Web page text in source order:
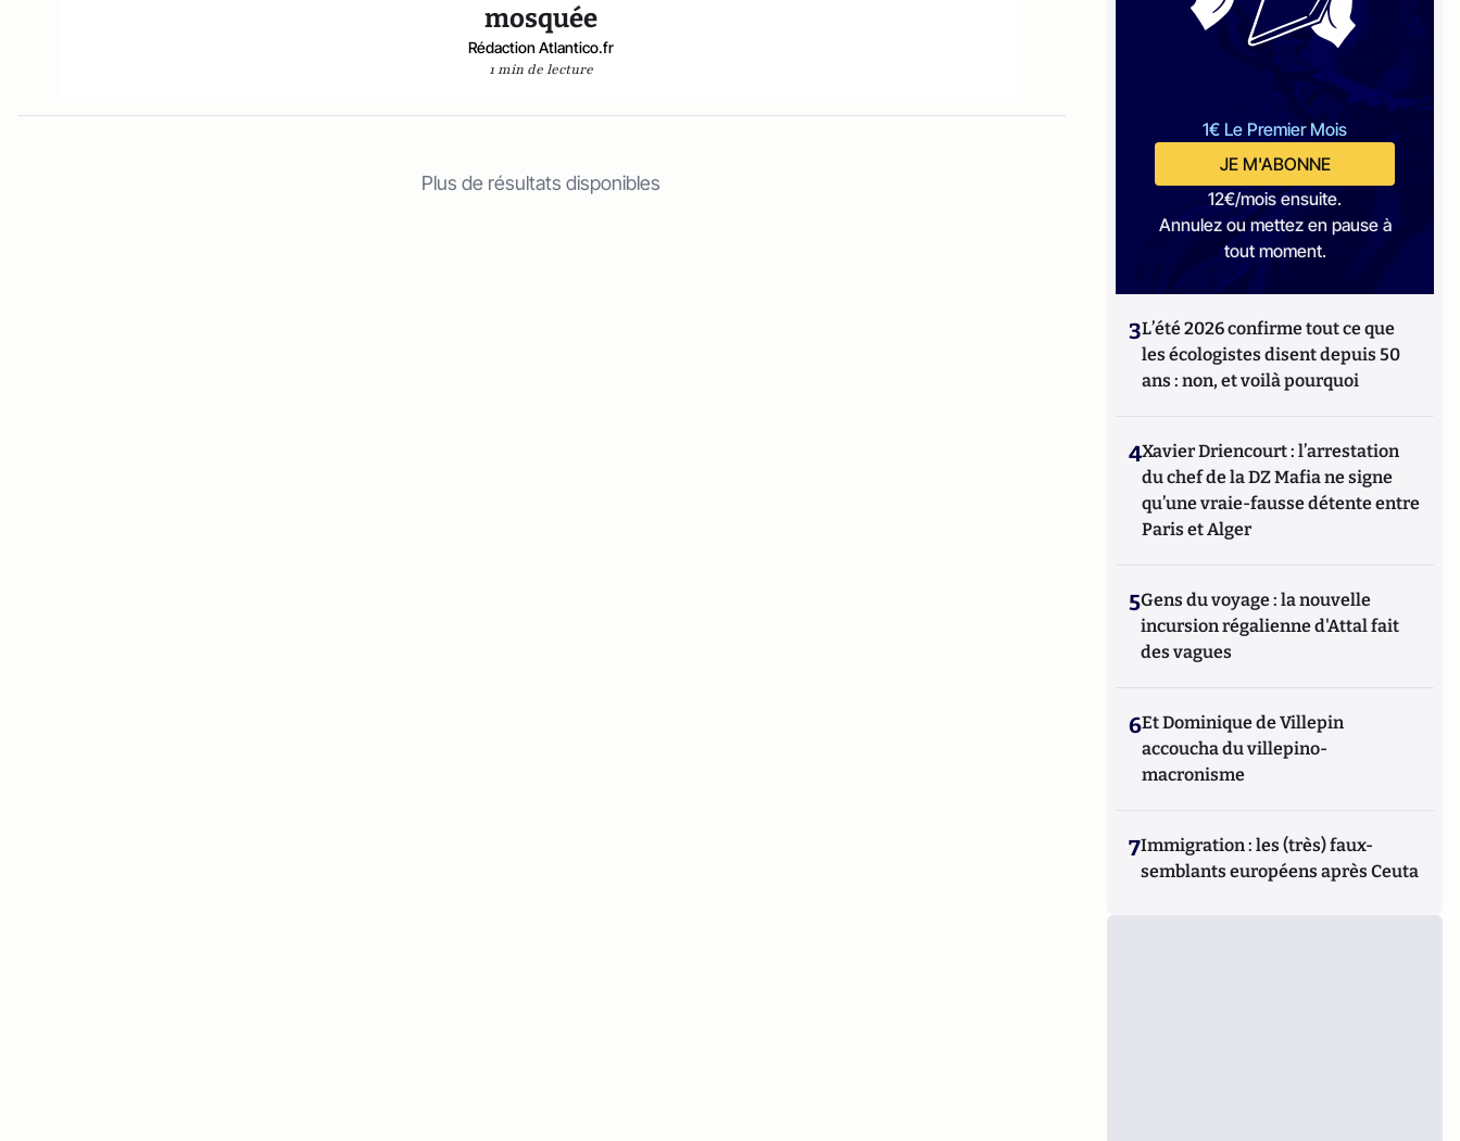
mosquée
Rédaction Atlantico.fr
1 min de lecture
Plus de résultats disponibles
1€ Le Premier Mois
JE M'ABONNE
12€/mois ensuite.
Annulez ou mettez en pause à
tout moment.
3L’été 2026 confirme tout ce que
les écologistes disent depuis 50
ans : non, et voilà pourquoi
4Xavier Driencourt : l’arrestation
du chef de la DZ Mafia ne signe
qu’une vraie-fausse détente entre
Paris et Alger
5Gens du voyage : la nouvelle
incursion régalienne d'Attal fait
des vagues
6Et Dominique de Villepin
accoucha du villepino-
macronisme
7Immigration : les (très) faux-
semblants européens après Ceuta